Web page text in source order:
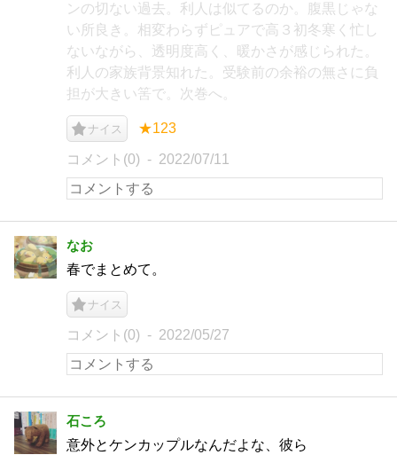
ンの切ない過去。利人は似てるのか。腹黒じゃな
い所良き。相変わらずピュアで高３初冬寒く忙し
ないながら、透明度高く、暖かさが感じられた。
利人の家族背景知れた。受験前の余裕の無さに負
担が大きい筈で。次巻へ。
ナイス ★123
コメント(0) 2022/07/11
なお
春でまとめて。
ナイス
コメント(0) 2022/05/27
石ころ
意外とケンカップルなんだよな、彼ら